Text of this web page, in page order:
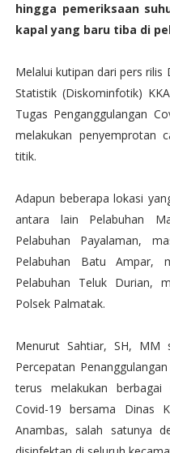
hingga pemeriksaan
kapal yang baru tiba di
Melalui kutipan dari pers
Statistik (Diskominfotik)
Tugas Penganggulangan
melakukan penyemprotan
titik.
Adapun beberapa lokasi
antara lain Pelabuhan
Pelabuhan Payalaman,
Pelabuhan Batu Ampar,
Pelabuhan Teluk Durian,
Polsek Palmatak.
Menurut Sahtiar, SH, MM
Percepatan
terus melakukan
Covid-19 bersama Dinas
Anambas, salah satunya